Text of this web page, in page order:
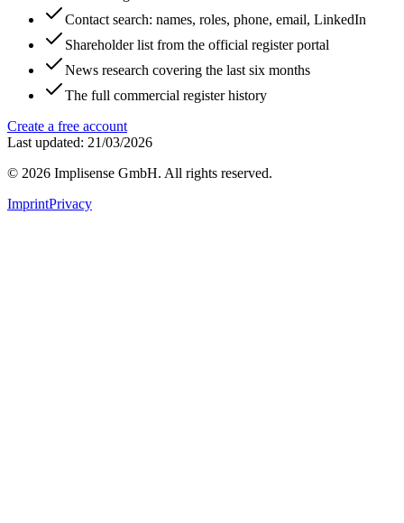
Contact search: names, roles, phone, email, LinkedIn
Shareholder list from the official register portal
News research covering the last six months
The full commercial register history
Create a free account
Last updated: 21/03/2026
© 2026 Implisense GmbH. All rights reserved.
ImprintPrivacy